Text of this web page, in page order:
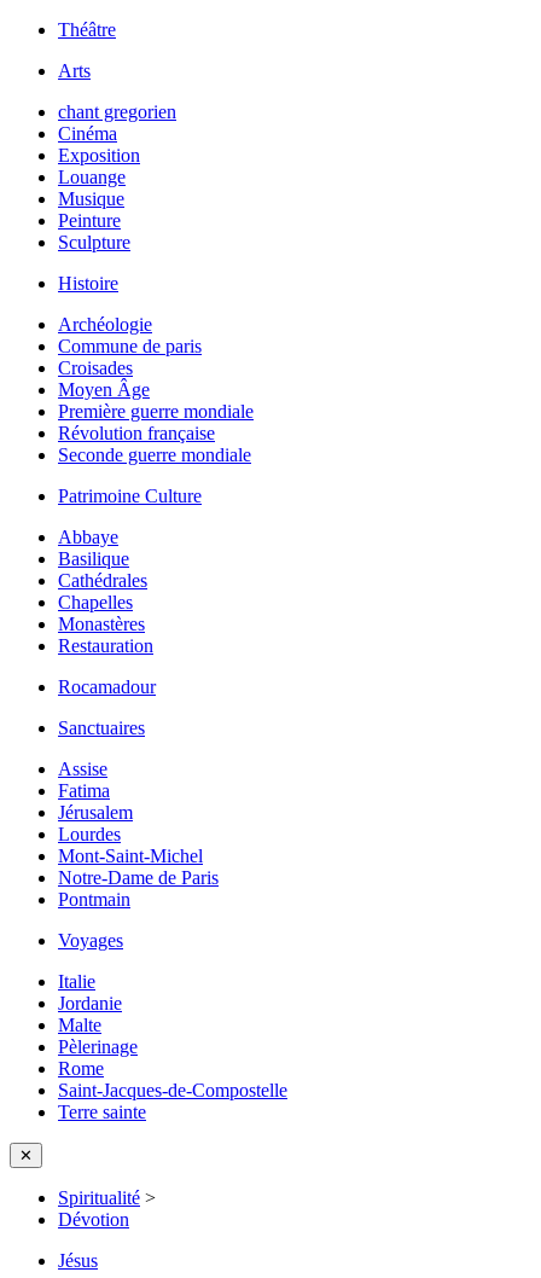
Théâtre
Arts
chant gregorien
Cinéma
Exposition
Louange
Musique
Peinture
Sculpture
Histoire
Archéologie
Commune de paris
Croisades
Moyen Âge
Première guerre mondiale
Révolution française
Seconde guerre mondiale
Patrimoine Culture
Abbaye
Basilique
Cathédrales
Chapelles
Monastères
Restauration
Rocamadour
Sanctuaires
Assise
Fatima
Jérusalem
Lourdes
Mont-Saint-Michel
Notre-Dame de Paris
Pontmain
Voyages
Italie
Jordanie
Malte
Pèlerinage
Rome
Saint-Jacques-de-Compostelle
Terre sainte
✕
Spiritualité >
Dévotion
Jésus